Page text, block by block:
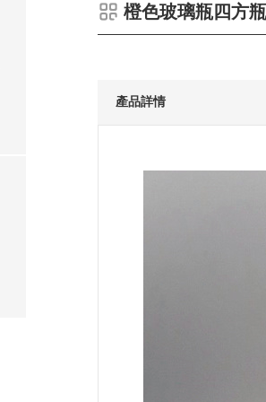
橙色玻璃瓶四方瓶
產品詳情